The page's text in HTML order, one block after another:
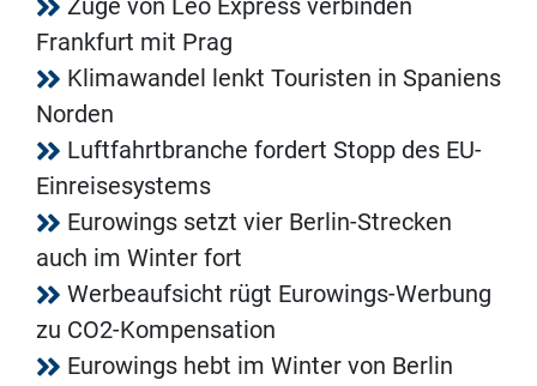
Züge von Leo Express verbinden
Frankfurt mit Prag
Klimawandel lenkt Touristen in Spaniens
Norden
Luftfahrtbranche fordert Stopp des EU-
Einreisesystems
Eurowings setzt vier Berlin-Strecken
auch im Winter fort
Werbeaufsicht rügt Eurowings-Werbung
zu CO2-Kompensation
Eurowings hebt im Winter von Berlin